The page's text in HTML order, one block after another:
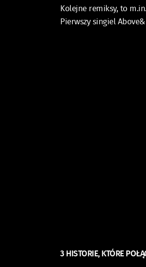
Kolejne remiksy, to
Pierwszy singiel
3 HISTORIE, KTÓRE